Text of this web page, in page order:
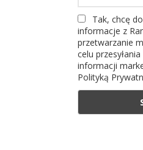
Tak, chcę
informacje z
przetwarzanie
celu
informacji
Polityką